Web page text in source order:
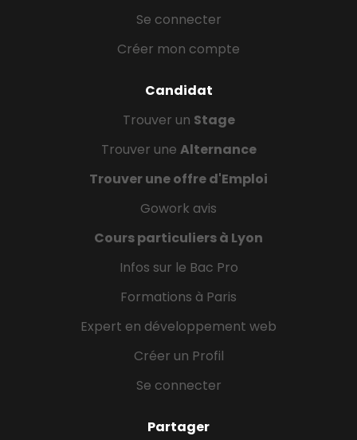
Se connecter
Créer mon compte
Candidat
Trouver un Stage
Trouver une Alternance
Trouver une offre d'Emploi
Gowork avis
Cours particuliers à Lyon
Infos sur le Bac Pro
Formations à Paris
Expert en développement web
Créer un Profil
Se connecter
Partager